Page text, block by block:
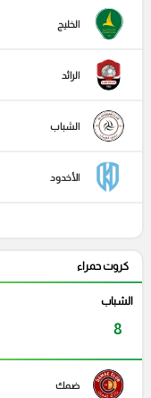
الخليج
الرائد
الشباب
الأخدود
كروت حمراء
الشباب
8
ضمك